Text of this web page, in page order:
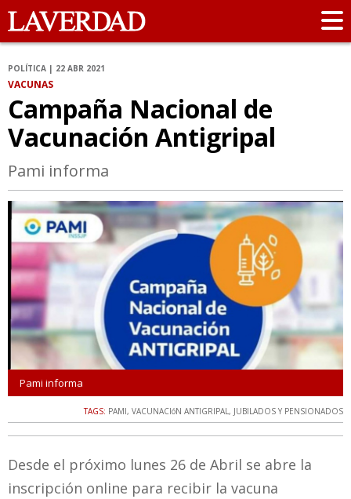
POLÍTICA | 22 ABR 2021
VACUNAS
Campaña Nacional de
Vacunación Antigripal
Pami informa
Pami informa
TAGS: PAMI, VACUNACIóN ANTIGRIPAL, JUBILADOS Y PENSIONADOS
Desde el próximo lunes 26 de Abril se abre la
inscripción online para recibir la vacuna